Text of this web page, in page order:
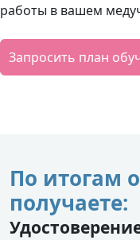
работы в вашем
Запросить план
По итогам
получаете: